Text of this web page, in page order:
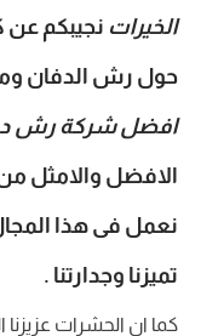
الخيرات نجيبكم عن
حول رش الدفان
افضل شركة رش
الافضل والامثل
نعمل فى هذا
تميزنا وجدارتنا .
كما ان الحشرات